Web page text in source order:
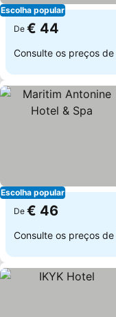
Escolha popular
De € 44
Consulte os preços de
Escolha popular
De € 46
Consulte os preços de